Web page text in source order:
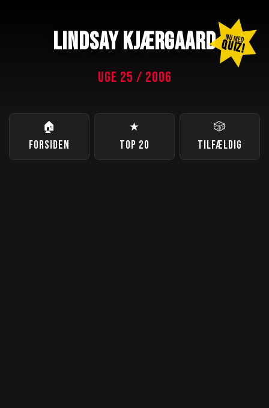
LINDSAY KJÆRGAARD NU MED
QUIZ!
UGE 25 / 2006
🏠
FORSIDEN
★
TOP 20
🎲
TILFÆLDIG